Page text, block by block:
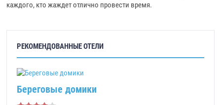
каждого, кто жаждет отлично провести время.
РЕКОМЕНДОВАННЫЕ ОТЕЛИ
Береговые домики